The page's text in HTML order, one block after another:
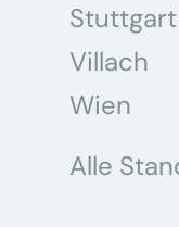
Stuttgart
Villach
Wien
Alle